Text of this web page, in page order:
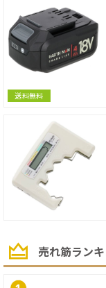
送料無料
売れ筋ラン